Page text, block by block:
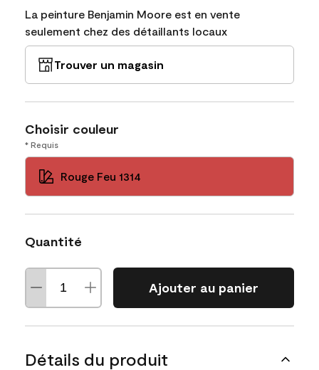
La peinture Benjamin Moore est en vente
seulement chez des détaillants locaux
Trouver un magasin
Choisir couleur
* Requis
Rouge Feu 1314
Quantité
Ajouter au panier
Détails du produit